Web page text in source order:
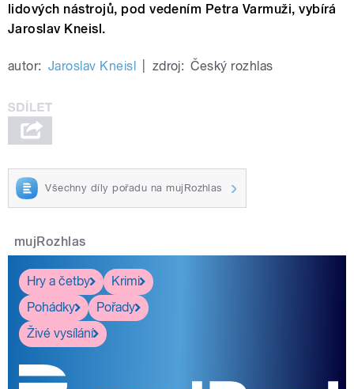
lidových nástrojů, pod vedením Petra Varmuži, vybírá
Jaroslav Kneisl.
autor: Jaroslav Kneisl zdroj: Český rozhlas
Všechny díly pořadu na mujRozhlas
mujRozhlas
Hry a četby
Krimi
Pohádky
Pořady
Živé vysílání